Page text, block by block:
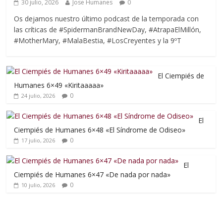
30 julio, 2026 Jose Humanes 0
Os dejamos nuestro último podcast de la temporada con
las críticas de #SpidermanBrandNewDay, #AtrapaElMillón,
#MotherMary, #MalaBestia, #LosCreyentes y la 9ºT
El Ciempiés de
Humanes 6×49 «Kiritaaaaa»
24 julio, 2026 0
El
Ciempiés de Humanes 6×48 «El Síndrome de Odiseo»
17 julio, 2026 0
El
Ciempiés de Humanes 6×47 «De nada por nada»
10 julio, 2026 0